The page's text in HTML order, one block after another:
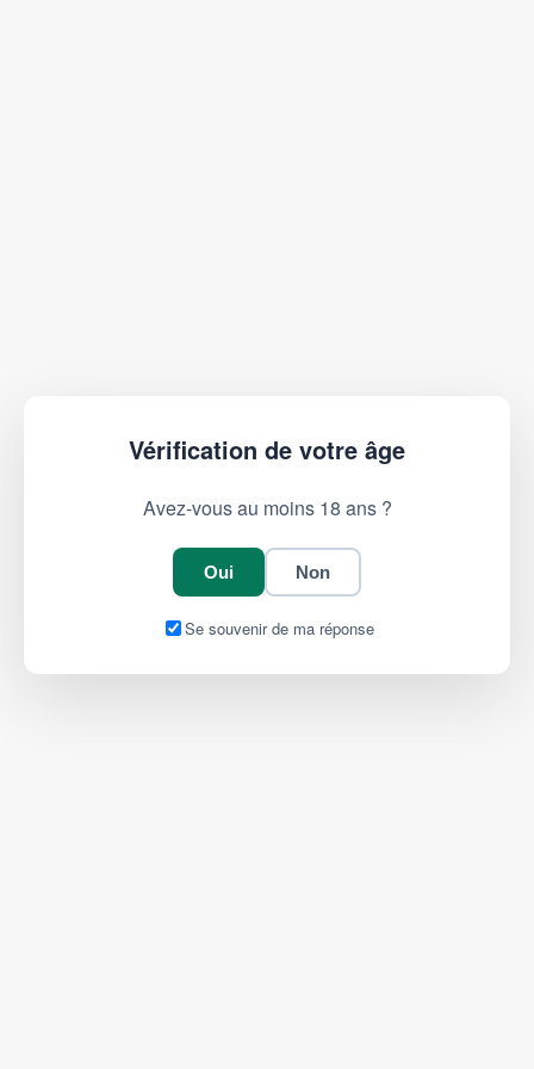
Vérification de votre âge
Avez-vous au moins 18 ans ?
Oui Non
Se souvenir de ma réponse